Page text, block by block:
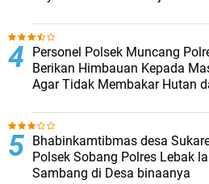
Personel Polsek Muncang
Berikan Himbauan Kepada
Agar Tidak Membakar Hutan
Bhabinkamtibmas desa
Polsek Sobang Polres Lebak
Sambang di Desa binaanya